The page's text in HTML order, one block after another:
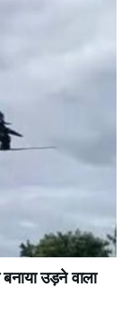
उड़ने वाला